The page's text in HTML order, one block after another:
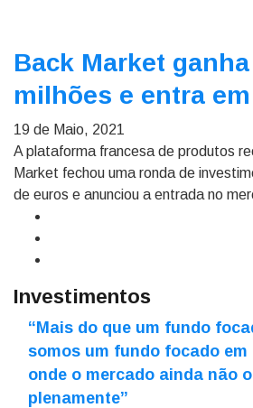
Back Market ganha
milhões e entra
19 de Maio, 2021
A plataforma francesa de produtos
Market fechou uma ronda de
de euros e anunciou a entrada no
Investimentos
“Mais do que um fundo
somos um fundo focado
onde o mercado ainda não
plenamente”